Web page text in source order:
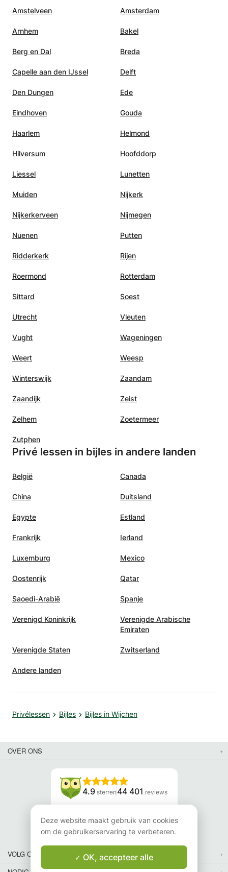
Amstelveen Amsterdam
Arnhem Bakel
Berg en Dal Breda
Capelle aan den IJssel Delft
Den Dungen Ede
Eindhoven Gouda
Haarlem Helmond
Hilversum Hoofddorp
Liessel Lunetten
Muiden Nijkerk
Nijkerkerveen Nijmegen
Nuenen Putten
Ridderkerk Rijen
Roermond Rotterdam
Sittard Soest
Utrecht Vleuten
Vught Wageningen
Weert Weesp
Winterswijk Zaandam
Zaandijk Zeist
Zelhem Zoetermeer
Zutphen
Privé lessen in bijles in andere landen
België Canada
China Duitsland
Egypte Estland
Frankrijk Ierland
Luxemburg Mexico
Oostenrijk Qatar
Saoedi-Arabië Spanje
Verenigd Koninkrijk
Verenigde Arabische
Emiraten
Verenigde Staten Zwitserland
Andere landen
Privélessen Bijles Bijles in Wijchen
OVER ONS
4.9 sterren 44 401 reviews
Lees onze reviews
VOLG ONS
Deze website maakt gebruik van cookies
om de gebruikerservaring te verbeteren.
OK, accepteer alle